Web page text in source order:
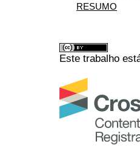
RESUMO
Este trabalho